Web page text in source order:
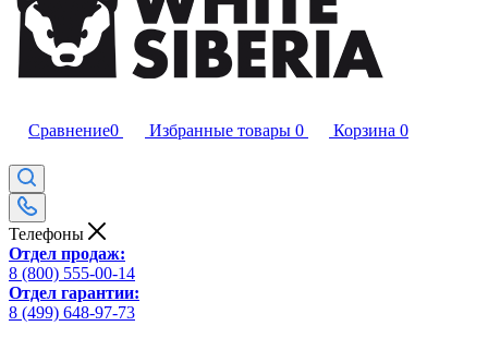
Сравнение0 Избранные товары 0 Корзина 0
Телефоны
Отдел продаж:
8 (800) 555-00-14
Отдел гарантии:
8 (499) 648-97-73